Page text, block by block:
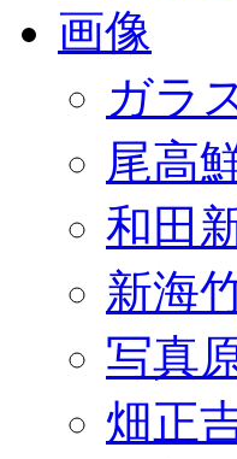
画像
ガラ
尾高
和田
新海
写真
畑正